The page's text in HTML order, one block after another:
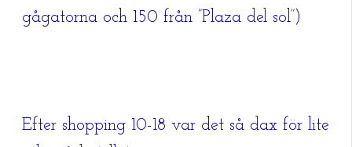
gågatorna och 150 från ”Plaza del sol”)
Efter shopping 10-18 var det så dax för lite